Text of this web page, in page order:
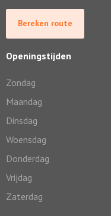
Bereken route
Openingstijden
Zondag
Maandag
Dinsdag
Woensdag
Donderdag
Vrijdag
Zaterdag